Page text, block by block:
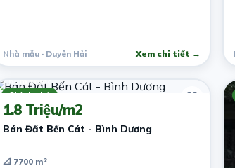
Vietnam
Nhà mẫu · Duyên Hải Xem chi tiết →
Chính chủ
7 năm trước
1.8 Triệu/m2
Bán Đất Bến Cát - Bình Dương
📐 7700 m²